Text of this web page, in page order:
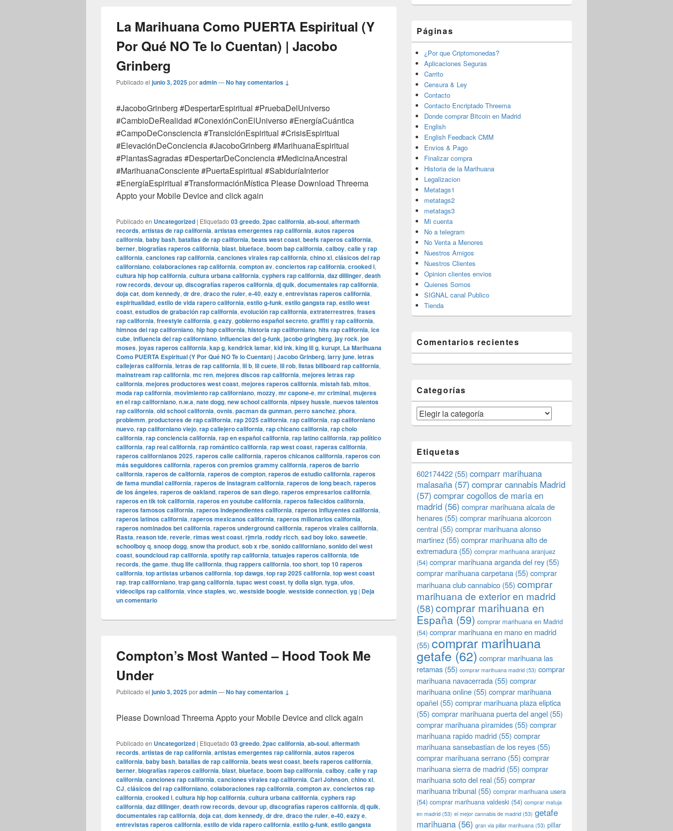
La Marihuana Como PUERTA Espiritual (Y
Por Qué NO Te lo Cuentan) | Jacobo
Grinberg
Publicado el junio 3, 2025poradmin—No hay comentarios ↓
#JacoboGrinberg #DespertarEspiritual #PruebaDelUniverso
#CambioDeRealidad #ConexiónConElUniverso #EnergíaCuántica
#CampoDeConsciencia #TransiciónEspiritual #CrisisEspiritual
#ElevaciónDeConciencia #JacoboGrinberg #MarihuanaEspiritual
#PlantasSagradas #DespertarDeConciencia #MedicinaAncestral
#MarihuanaConsciente #PuertaEspiritual #SabiduríaInterior
#EnergíaEspiritual #TransformaciónMística Please Download Threema
Appto your Mobile Device and click again
Publicado en Uncategorized | Etiquetado 03 greedo, 2pac california, ab-soul, aftermath
records, artistas de rap california, artistas emergentes rap california, autos raperos
california, baby bash, batallas de rap california, beats west coast, beefs raperos california,
berner, biografías raperos california, blast, blueface, boom bap california, calboy, calle y rap
california, canciones rap california, canciones virales rap california, chino xl, clásicos del rap
californiano, colaboraciones rap california, compton av, conciertos rap california, crooked i,
cultura hip hop california, cultura urbana california, cyphers rap california, daz dillinger, death
row records, devour up, discografías raperos california, dj quik, documentales rap california,
doja cat, dom kennedy, dr dre, draco the ruler, e-40, eazy e, entrevistas raperos california,
espiritualidad, estilo de vida rapero california, estilo g-funk, estilo gangsta rap, estilo west
coast, estudios de grabación rap california, evolución rap california, extraterrestres, frases
rap california, freestyle california, g eazy, gobierno español secreto, graffiti y rap california,
himnos del rap californiano, hip hop california, historia rap californiano, hits rap california, ice
cube, influencia del rap californiano, influencias del g-funk, jacobo gringberg, jay rock, joe
moses, joyas raperos california, kap g, kendrick lamar, kid ink, king lil g, kurupt, La Marihuana
Como PUERTA Espiritual (Y Por Qué NO Te lo Cuentan) | Jacobo Grinberg, larry june, letras
callejeras california, letras de rap california, lil b, lil cuete, lil rob, listas billboard rap california,
mainstream rap california, mc ren, mejores discos rap california, mejores letras rap
california, mejores productores west coast, mejores raperos california, mistah fab, mitos,
moda rap california, movimiento rap californiano, mozzy, mr capone-e, mr criminal, mujeres
en el rap californiano, n.w.a, nate dogg, new school california, nipsey hussle, nuevos talentos
rap california, old school california, ovnis, pacman da gunman, perro sanchez, phora,
problemm, productores de rap california, rap 2025 california, rap california, rap californiano
nuevo, rap californiano viejo, rap callejero california, rap chicano california, rap cholo
california, rap conciencia california, rap en español california, rap latino california, rap político
california, rap real california, rap romántico california, rap west coast, raperas california,
raperos californianos 2025, raperos calle california, raperos chicanos california, raperos con
más seguidores california, raperos con premios grammy california, raperos de barrio
california, raperos de california, raperos de compton, raperos de estudio california, raperos
de fama mundial california, raperos de instagram california, raperos de long beach, raperos
de los ángeles, raperos de oakland, raperos de san diego, raperos empresarios california,
raperos en tik tok california, raperos en youtube california, raperos fallecidos california,
raperos famosos california, raperos independientes california, raperos influyentes california,
raperos latinos california, raperos mexicanos california, raperos millonarios california,
raperos nominados bet california, raperos underground california, raperos virales california,
Rasta, reason tde, reverie, rimas west coast, rjmrla, roddy ricch, sad boy loko, saweetie,
schoolboy q, snoop dogg, snow tha product, sob x rbe, sonido californiano, sonido del west
coast, soundcloud rap california, spotify rap california, tatuajes raperos california, tde
records, the game, thug life california, thug rappers california, too short, top 10 raperos
california, top artistas urbanos california, top dawgs, top rap 2025 california, top west coast
rap, trap californiano, trap gang california, tupac west coast, ty dolla sign, tyga, ufos,
videoclips rap california, vince staples, wc, westside boogie, westside connection, yg | Deja
un comentario
Compton’s Most Wanted – Hood Took Me
Under
Publicado el junio 3, 2025poradmin—No hay comentarios ↓
Please Download Threema Appto your Mobile Device and click again
Publicado en Uncategorized | Etiquetado 03 greedo, 2pac california, ab-soul, aftermath
records, artistas de rap california, artistas emergentes rap california, autos raperos
california, baby bash, batallas de rap california, beats west coast, beefs raperos california,
berner, biografías raperos california, blast, blueface, boom bap california, calboy, calle y rap
california, canciones rap california, canciones virales rap california, Carl Johnson, chino xl,
CJ, clásicos del rap californiano, colaboraciones rap california, compton av, conciertos rap
california, crooked i, cultura hip hop california, cultura urbana california, cyphers rap
california, daz dillinger, death row records, devour up, discografías raperos california, dj quik,
documentales rap california, doja cat, dom kennedy, dr dre, draco the ruler, e-40, eazy e,
entrevistas raperos california, estilo de vida rapero california, estilo g-funk, estilo gangsta
Páginas
¿Por que Criptomonedas?
Aplicaciones Seguras
Carrito
Censura & Ley
Contacto
Contacto Encriptado Threema
Donde comprar Bitcoin en Madrid
English
English Feedback CMM
Envios & Pago
Finalizar compra
Historia de la Marihuana
Legalizacion
Metatags1
metatags2
metatags3
Mi cuenta
No a telegram
No Venta a Menores
Nuestros Amigos
Nuestros Clientes
Opinion clientes envios
Quienes Somos
SIGNAL canal Publico
Tienda
Comentarios recientes
Categorías
Categorías
Etiquetas
602174422 (55) comparr marihuana
malasaña (57) comprar cannabis Madrid
(57) comprar cogollos de maria en
madrid (56) comprar marihuana alcala de
henares (55) comprar marihuana alcorcon
central (55) comprar marihuana alonso
martinez (55) comprar marihuana alto de
extremadura (55) comprar marihuana aranjuez
(54) comprar marihuana arganda del rey (55)
comprar marihuana carpetana (55) comprar
marihuana club cannabico (55) comprar
marihuana de exterior en madrid
(58)comprar marihuana en
España (59) comprar marihuana en Madrid
(54) comprar marihuana en mano en madrid
(55) comprar marihuana
getafe (62) comprar marihuana las
retamas (55) comprar marihuana madrid (53) comprar
marihuana navacerrada (55) comprar
marihuana online (55) comprar marihuana
opañel (55) comprar marihuana plaza eliptica
(55) comprar marihuana puerta del angel (55)
comprar marihuana pìramides (55) comprar
marihuana rapido madrid (55) comprar
marihuana sansebastian de los reyes (55)
comprar marihuana serrano (55) comprar
marihuana sierra de madrid (55) comprar
marihuana soto del real (55) comprar
marihuana tribunal (55) comprar marihuana usera
(54) comprar marihuana valdeski (54) comprar matuja
en madrid (53) el mejor cannabis de madrid (53) getafe
marihuana (56) gran via pillar marihuana (53) pillar